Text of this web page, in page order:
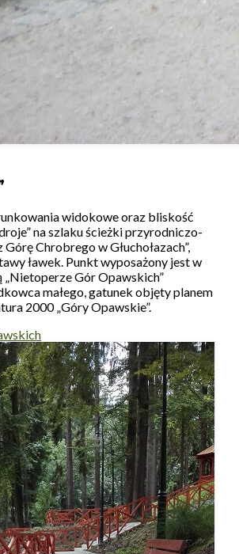
widokowe oraz bliskość
na szlaku ścieżki przyrodniczo-
Chrobrego w Głuchołazach”,
ławek. Punkt wyposażony jest w
Gór Opawskich”
małego, gatunek objęty planem
2000 „Góry Opawskie”.